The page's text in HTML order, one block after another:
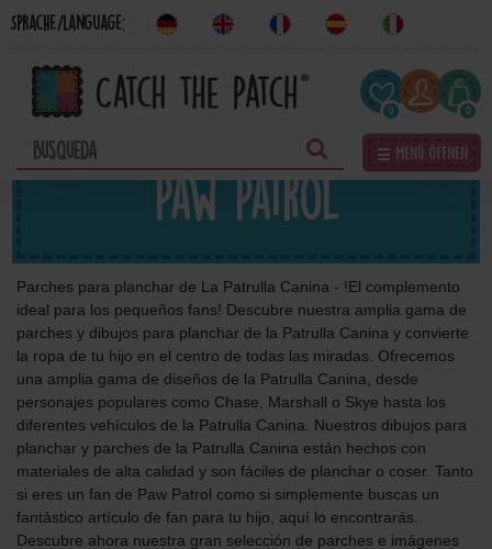
Sprache/Language:
0
☰ Menü öffnen
Paw Patrol
Parches para planchar de La Patrulla Canina - !El complemento
ideal para los pequeños fans! Descubre nuestra amplia gama de
parches y dibujos para planchar de la Patrulla Canina y convierte
la ropa de tu hijo en el centro de todas las miradas. Ofrecemos
una amplia gama de diseños de la Patrulla Canina, desde
personajes populares como Chase, Marshall o Skye hasta los
diferentes vehículos de la Patrulla Canina. Nuestros dibujos para
planchar y parches de la Patrulla Canina están hechos con
materiales de alta calidad y son fáciles de planchar o coser. Tanto
si eres un fan de Paw Patrol como si simplemente buscas un
fantástico artículo de fan para tu hijo, aquí lo encontrarás.
Descubre ahora nuestra gran selección de parches e imágenes